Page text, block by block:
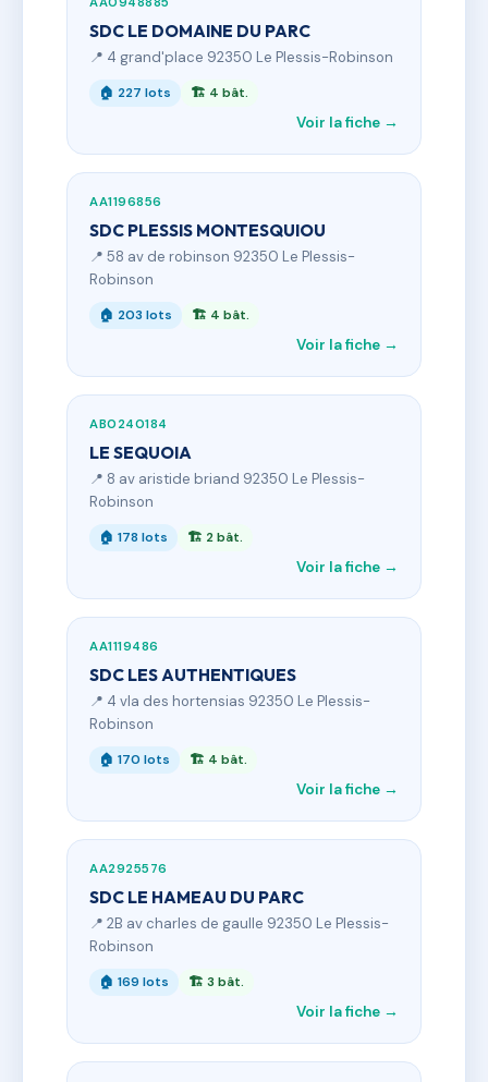
SDC LE DOMAINE DU PARC
📍 4 grand'place 92350 Le Plessis-Robinson
🏠 227 lots 🏗 4 bât.
Voir la fiche →
AA1196856
SDC PLESSIS MONTESQUIOU
📍 58 av de robinson 92350 Le Plessis-
Robinson
🏠 203 lots 🏗 4 bât.
Voir la fiche →
AB0240184
LE SEQUOIA
📍 8 av aristide briand 92350 Le Plessis-
Robinson
🏠 178 lots 🏗 2 bât.
Voir la fiche →
AA1119486
SDC LES AUTHENTIQUES
📍 4 vla des hortensias 92350 Le Plessis-
Robinson
🏠 170 lots 🏗 4 bât.
Voir la fiche →
AA2925576
SDC LE HAMEAU DU PARC
📍 2B av charles de gaulle 92350 Le Plessis-
Robinson
🏠 169 lots 🏗 3 bât.
Voir la fiche →